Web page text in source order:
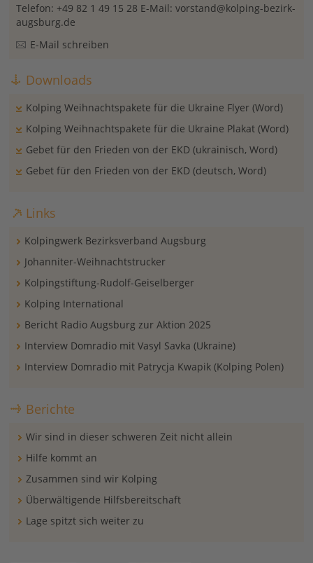
Telefon: +49 82 1 49 15 28 E-Mail: vorstand@kolping-bezirk-
augsburg.de
E-Mail schreiben
Downloads
Kolping Weihnachtspakete für die Ukraine Flyer (Word)
Kolping Weihnachtspakete für die Ukraine Plakat (Word)
Gebet für den Frieden von der EKD (ukrainisch, Word)
Gebet für den Frieden von der EKD (deutsch, Word)
Links
Kolpingwerk Bezirksverband Augsburg
Johanniter-Weihnachtstrucker
Kolpingstiftung-Rudolf-Geiselberger
Kolping International
Bericht Radio Augsburg zur Aktion 2025
Interview Domradio mit Vasyl Savka (Ukraine)
Interview Domradio mit Patrycja Kwapik (Kolping Polen)
Berichte
Wir sind in dieser schweren Zeit nicht allein
Hilfe kommt an
Zusammen sind wir Kolping
Überwältigende Hilfsbereitschaft
Lage spitzt sich weiter zu